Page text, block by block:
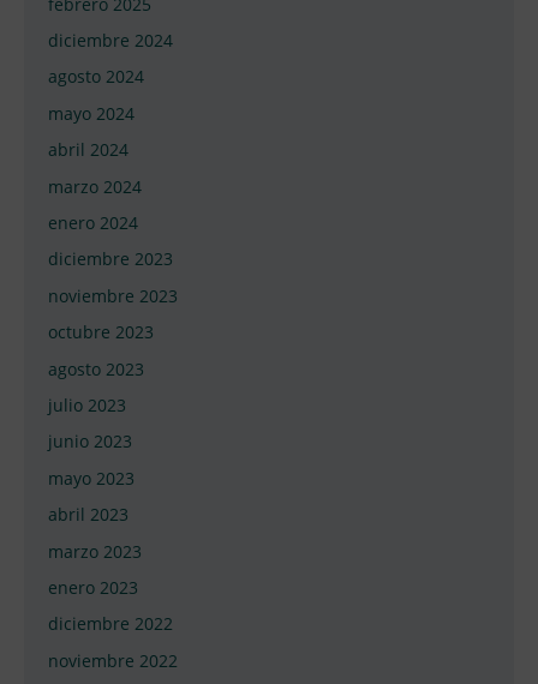
diciembre 2024
agosto 2024
mayo 2024
abril 2024
marzo 2024
enero 2024
diciembre 2023
noviembre 2023
octubre 2023
agosto 2023
julio 2023
junio 2023
mayo 2023
abril 2023
marzo 2023
enero 2023
diciembre 2022
noviembre 2022